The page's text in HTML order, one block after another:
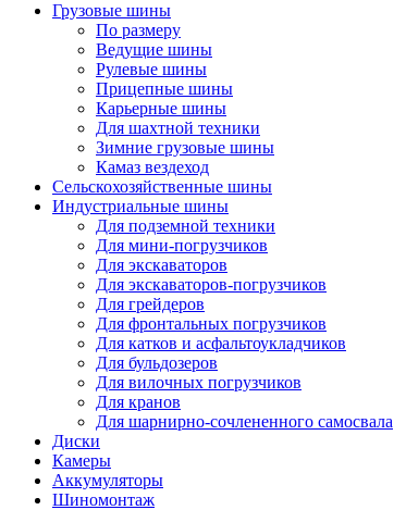
Грузовые шины
По размеру
Ведущие шины
Рулевые шины
Прицепные шины
Карьерные шины
Для шахтной техники
Зимние грузовые шины
Камаз вездеход
Сельскохозяйственные шины
Индустриальные шины
Для подземной техники
Для мини-погрузчиков
Для экскаваторов
Для экскаваторов-погрузчиков
Для грейдеров
Для фронтальных погрузчиков
Для катков и асфальтоукладчиков
Для бульдозеров
Для вилочных погрузчиков
Для кранов
Для шарнирно-сочлененного самосвала
Диски
Камеры
Аккумуляторы
Шиномонтаж